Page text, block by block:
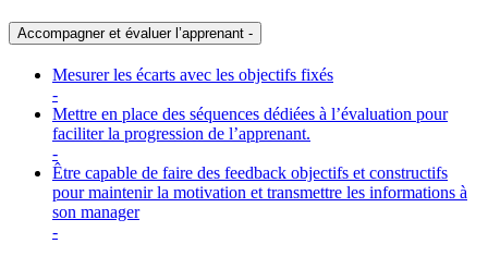
Accompagner et évaluer l’apprenant -
Mesurer les écarts avec les objectifs fixés
-
Mettre en place des séquences dédiées à l’évaluation pour
faciliter la progression de l’apprenant.
-
Être capable de faire des feedback objectifs et constructifs
pour maintenir la motivation et transmettre les informations à
son manager
-